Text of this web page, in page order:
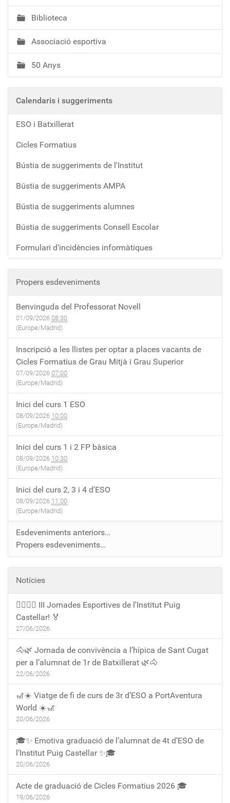
Biblioteca
Associació esportiva
50 Anys
Calendaris i suggeriments
ESO i Batxillerat
Cicles Formatius
Bústia de suggeriments de l'Institut
Bústia de suggeriments AMPA
Bústia de suggeriments alumnes
Bústia de suggeriments Consell Escolar
Formulari d'incidències informàtiques
Propers esdeveniments
Benvinguda del Professorat Novell
01/09/2026 08:30
(Europe/Madrid)
Inscripció a les llistes per optar a places vacants de
Cicles Formatius de Grau Mitjà i Grau Superior
07/09/2026 07:00
(Europe/Madrid)
Inici del curs 1 ESO
08/09/2026 10:00
(Europe/Madrid)
Inici del curs 1 i 2 FP bàsica
08/09/2026 10:30
(Europe/Madrid)
Inici del curs 2, 3 i 4 d'ESO
08/09/2026 11:00
(Europe/Madrid)
Esdeveniments anteriors…
Propers esdeveniments…
Notícies
🏃‍♀️🏃‍♂️ III Jornades Esportives de l'Institut Puig
Castellar! 🏅
27/06/2026
🐴🌿 Jornada de convivència a l’hípica de Sant Cugat
per a l’alumnat de 1r de Batxillerat 🌿🐴
22/06/2026
🎢☀️ Viatge de fi de curs de 3r d’ESO a PortAventura
World ☀️🎢
20/06/2026
🎓✨ Emotiva graduació de l’alumnat de 4t d’ESO de
l’Institut Puig Castellar ✨🎓
20/06/2026
Acte de graduació de Cicles Formatius 2026 🎓
19/06/2026